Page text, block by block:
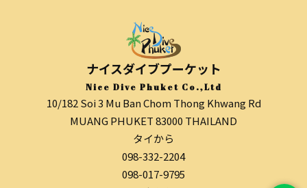
ナイスダイブプーケット
Nice Dive Phuket Co.,Ltd
10/182 Soi 3 Mu Ban Chom Thong Khwang Rd
MUANG PHUKET 83000 THAILAND
タイから
098-332-2204
098-017-9795